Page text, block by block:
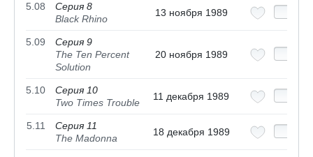
5.08
Серия 8
Black Rhino
13 ноября 1989
5.09
Серия 9
The Ten Percent
Solution
20 ноября 1989
5.10
Серия 10
Two Times Trouble
11 декабря 1989
5.11
Серия 11
The Madonna
18 декабря 1989